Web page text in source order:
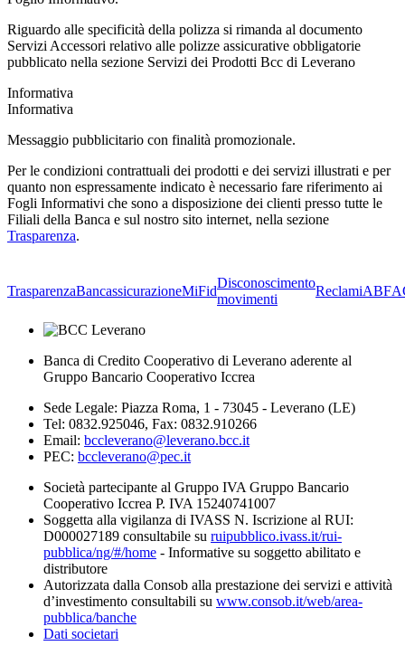
Riguardo alle specificità della polizza si rimanda al documento
Servizi Accessori relativo alle polizze assicurative obbligatorie
pubblicato nella sezione Servizi dei Prodotti Bcc di Leverano
Informativa
Informativa
Messaggio pubblicitario con finalità promozionale.
Per le condizioni contrattuali dei prodotti e dei servizi illustrati e per
quanto non espressamente indicato è necessario fare riferimento ai
Fogli Informativi che sono a disposizione dei clienti presso tutte le
Filiali della Banca e sul nostro sito internet, nella sezione
Trasparenza.
TrasparenzaBancassicurazioneMiFid
Disconoscimento
movimenti
ReclamiABF
Banca di Credito Cooperativo di Leverano aderente al
Gruppo Bancario Cooperativo Iccrea
Sede Legale: Piazza Roma, 1 - 73045 - Leverano (LE)
Tel: 0832.925046, Fax: 0832.910266
Email: bccleverano@leverano.bcc.it
PEC: bccleverano@pec.it
Società partecipante al Gruppo IVA Gruppo Bancario
Cooperativo Iccrea P. IVA 15240741007
Soggetta alla vigilanza di IVASS N. Iscrizione al RUI:
D000027189 consultabile su ruipubblico.ivass.it/rui-
pubblica/ng/#/home - Informative su soggetto abilitato e
distributore
Autorizzata dalla Consob alla prestazione dei servizi e attività
d’investimento consultabili su www.consob.it/web/area-
pubblica/banche
Dati societari